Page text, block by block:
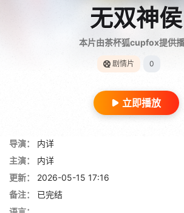
无双神侯
本片由茶杯狐cupfox提供
剧情片 0
立即播放
导演：
内详
主演：
内详
更新：
2026-05-15 17:16
备注：
已完结